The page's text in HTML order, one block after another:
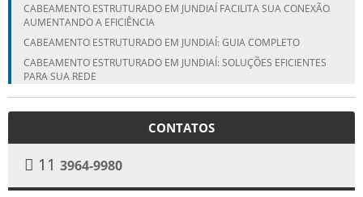
CABEAMENTO ESTRUTURADO EM JUNDIAÍ FACILITA SUA CONEXÃO
AUMENTANDO A EFICIÊNCIA
CABEAMENTO ESTRUTURADO EM JUNDIAÍ: GUIA COMPLETO
CABEAMENTO ESTRUTURADO EM JUNDIAÍ: SOLUÇÕES EFICIENTES
PARA SUA REDE
CÂMERAS DE SEGURANÇA: TRANSFORME SUA PROTEÇÃO COM
VENDA E INSTALAÇÃO ESPECIALIZADA
COMO ESCOLHER A MELHOR EMPRESA DE REDE LAMINADA EM
CAMPINAS
COMO ESCOLHER A MELHOR EMPRESA DE REDE LAMINADA EM
CONTATOS
11 3964-9980